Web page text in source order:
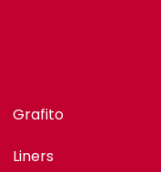
Grafito
Liners